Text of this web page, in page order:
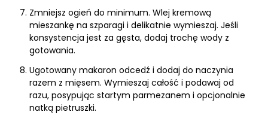
Zmniejsz ogień do minimum. Wlej kremową
mieszankę na szparagi i delikatnie wymieszaj. Jeśli
konsystencja jest za gęsta, dodaj trochę wody z
gotowania.
Ugotowany makaron odcedź i dodaj do naczynia
razem z mięsem. Wymieszaj całość i podawaj od
razu, posypując startym parmezanem i opcjonalnie
natką pietruszki.